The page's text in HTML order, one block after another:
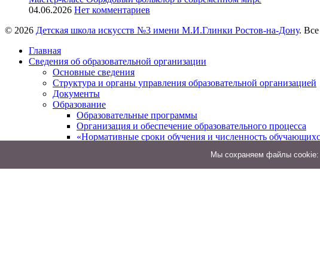
04.06.2026 Нет комментариев
© 2026 Детская школа искусств №3 имени М.И.Глинки Ростов-на-Дону.
Главная
Сведения об образовательной организации
Основные сведения
Структура и органы управления образовательной организацией
Документы
Образование
Образовательные программы
Организация и обеспечение образовательного процесса
«Нормативные сроки обучения и численность
Педагогический состав
Мы cохраняем файлы cookie: